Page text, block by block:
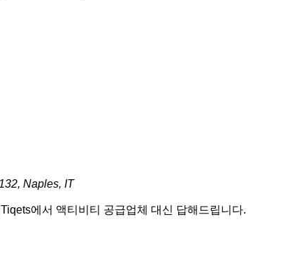
Naples, IT
에서 액티비티 공급업체 대신 답해드립니다.